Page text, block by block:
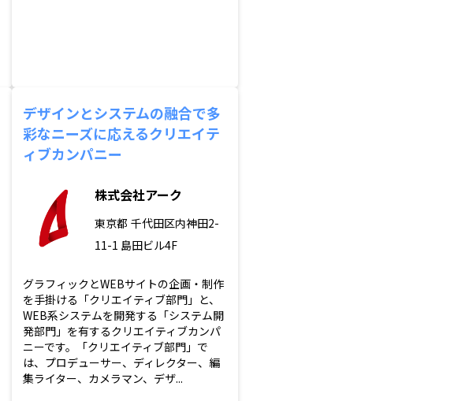
デザインとシステムの融合で多
彩なニーズに応えるクリエイテ
ィブカンパニー
株式会社アーク
東京都 千代田区内神田2-
11-1 島田ビル4F
グラフィックとWEBサイトの企画・制作
を手掛ける「クリエイティブ部門」と、
WEB系システムを開発する「システム開
発部門」を有するクリエイティブカンパ
ニーです。「クリエイティブ部門」で
は、プロデューサー、ディレクター、編
集ライター、カメラマン、デザ...